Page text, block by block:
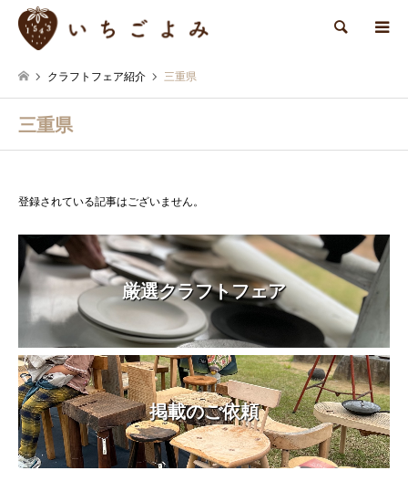
検索
クラフトフェア紹介 三重県
三重県
登録されている記事はございません。
厳選クラフトフェア
掲載のご依頼